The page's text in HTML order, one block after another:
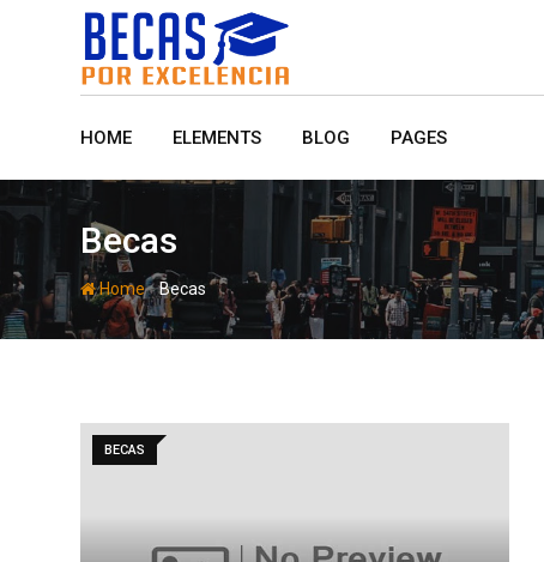
HOME ELEMENTS BLOG PAGES
Becas
Home-Becas
BECAS